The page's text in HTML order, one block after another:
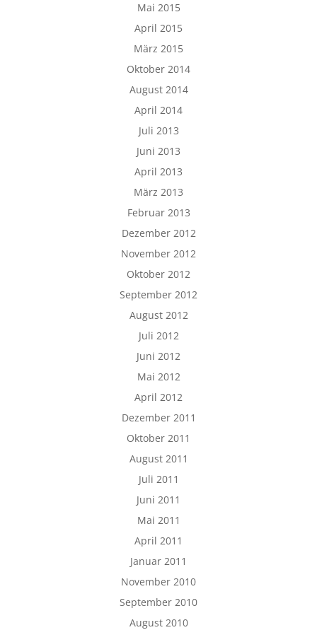
Mai 2015
April 2015
März 2015
Oktober 2014
August 2014
April 2014
Juli 2013
Juni 2013
April 2013
März 2013
Februar 2013
Dezember 2012
November 2012
Oktober 2012
September 2012
August 2012
Juli 2012
Juni 2012
Mai 2012
April 2012
Dezember 2011
Oktober 2011
August 2011
Juli 2011
Juni 2011
Mai 2011
April 2011
Januar 2011
November 2010
September 2010
August 2010